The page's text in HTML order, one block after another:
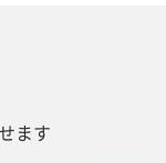
ます